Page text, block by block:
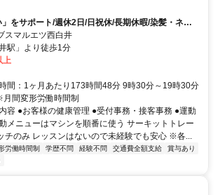
をサポート/週休2日/日祝休/長期休暇/染髪・ネイ
マルエツ西白井
駅」より徒歩1分
上
間：1ヶ月あたり173時間48分 9時30分～19時30分
月間変形労働時間制
容 ●お客様の健康管理 ●受付事務・接客事務 ●運動
メニューはマシンを順番に使う サーキットトレー
チのみ レッスンはないので未経験でも安心 ※各...
労働時間制 学歴不問 経験不問 交通費全額支給
賞与あり